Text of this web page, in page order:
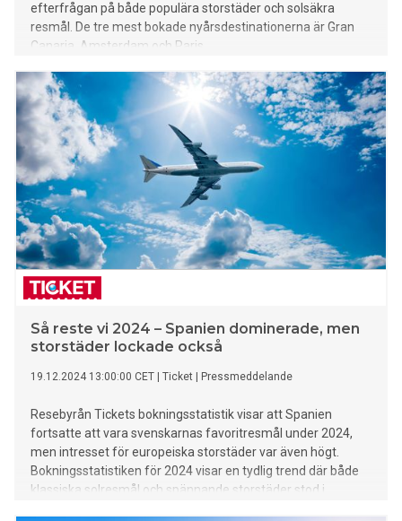
efterfrågan på både populära storstäder och solsäkra
resmål. De tre mest bokade nyårsdestinationerna är Gran
Canaria, Amsterdam och Paris.
Så reste vi 2024 – Spanien dominerade, men
storstäder lockade också
19.12.2024 13:00:00 CET Ticket Pressmeddelande
Resebyrån Tickets bokningsstatistik visar att Spanien
fortsatte att vara svenskarnas favoritresmål under 2024,
men intresset för europeiska storstäder var även högt.
Bokningsstatistiken för 2024 visar en tydlig trend där både
klassiska solresmål och spännande storstäder stod i